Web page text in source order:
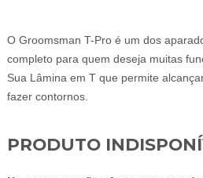
O Groomsman T-Pro é um dos
completo para quem deseja muitas
Sua Lâmina em T que permite
fazer contornos.
PRODUTO